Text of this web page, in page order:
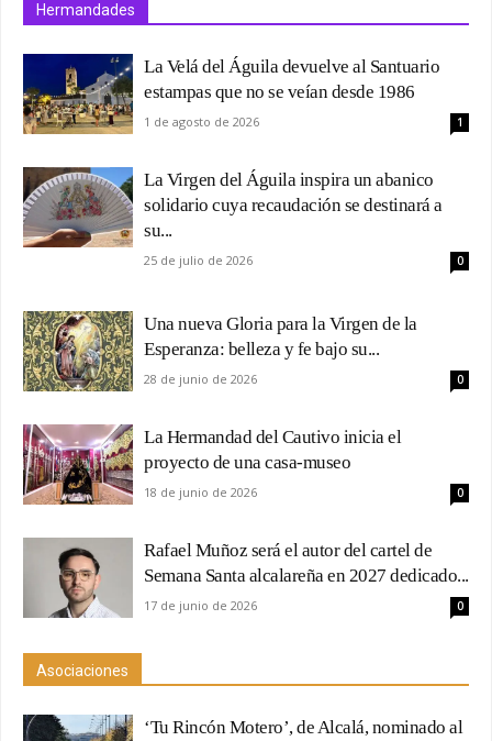
Hermandades
La Velá del Águila devuelve al Santuario
estampas que no se veían desde 1986
1 de agosto de 2026 1
La Virgen del Águila inspira un abanico
solidario cuya recaudación se destinará a
su...
25 de julio de 2026 0
Una nueva Gloria para la Virgen de la
Esperanza: belleza y fe bajo su...
28 de junio de 2026 0
La Hermandad del Cautivo inicia el
proyecto de una casa-museo
18 de junio de 2026 0
Rafael Muñoz será el autor del cartel de
Semana Santa alcalareña en 2027 dedicado...
17 de junio de 2026 0
Asociaciones
‘Tu Rincón Motero’, de Alcalá, nominado al